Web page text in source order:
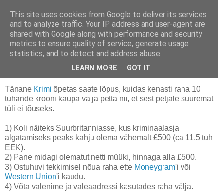
Uus seiklus igas päevas
2006-10-31
10 kEEK, anyone?
Tänane Krimi õpetas saate lõpus, kuidas kenasti raha 10
tuhande krooni kaupa välja petta nii, et sest petjale suuremat
tüli ei tõuseks.
1) Koli näiteks Suurbritanniasse, kus kriminaalasja
algatamiseks peaks kahju olema vähemalt £500 (ca 11,5 tuh
EEK).
2) Pane midagi olematut netti müüki, hinnaga alla £500.
3) Ostuhuvi tekkimisel nõua raha ette Moneygram'i või
Western Union'i kaudu.
4) Võta valenime ja valeaadressi kasutades raha välja.
This site uses cookies from Google to deliver its services
and to analyze traffic. Your IP address and user-agent are
shared with Google along with performance and security
metrics to ensure quality of service, generate usage
statistics, and to detect and address abuse.
LEARN MORE GOT IT